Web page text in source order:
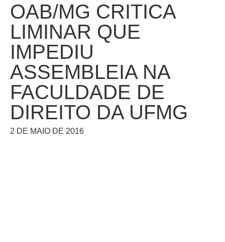
OAB/MG CRITICA
LIMINAR QUE
IMPEDIU
ASSEMBLEIA NA
FACULDADE DE
DIREITO DA UFMG
2 DE MAIO DE 2016